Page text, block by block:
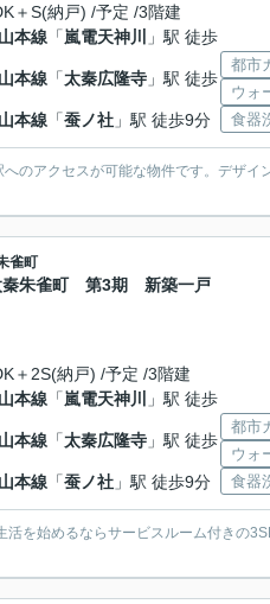
＋S(納戸) /予定 /3階建
本線 「嵐電天神川
」駅 徒歩
本線 「太秦広隆寺 」駅 徒歩
本線 「蚕ノ社 」駅 徒歩9分
都市
ウォ
食器
のアクセスが可能な物件です。デザイ
雀町
秦朱雀町 第3期 新築一戸
＋2S(納戸) /予定 /3階建
本線 「嵐電天神川
」駅 徒歩
本線 「太秦広隆寺 」駅 徒歩
本線 「蚕ノ社 」駅 徒歩9分
都市
ウォ
食器
を始めるならサービスルーム付きの